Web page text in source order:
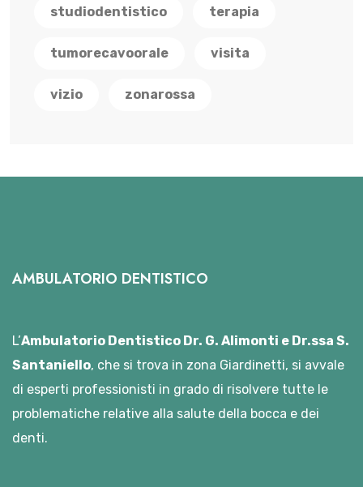
studiodentistico terapia
tumorecavoorale visita
vizio zonarossa
AMBULATORIO DENTISTICO
L’Ambulatorio Dentistico Dr. G. Alimonti e Dr.ssa S.
Santaniello, che si trova in zona Giardinetti, si avvale
di esperti professionisti in grado di risolvere tutte le
problematiche relative alla salute della bocca e dei
denti.